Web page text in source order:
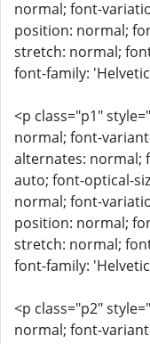
normal; font-
position: normal;
stretch: normal;
font-family:
<p class="p1"
normal; font-
alternates: normal;
auto; font-optical-
normal; font-
position: normal;
stretch: normal;
font-family:
<p class="p2"
normal; font-